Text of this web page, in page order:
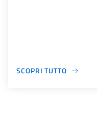
SCOPRI TUTTO